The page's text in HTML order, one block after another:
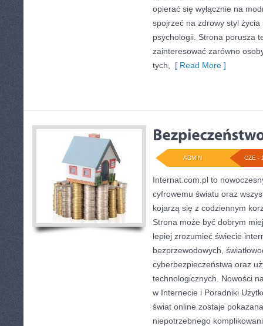
opierać się wyłącznie na
spojrzeć na zdrowy styl
psychologii. Strona porusza
zainteresować zarówno
tych,
[ Read More ]
CZE -
ADMIN
Internat.com.pl to
cyfrowemu światu oraz
kojarzą się z codziennym
Strona może być dobrym
lepiej zrozumieć świecie
bezprzewodowych,
cyberbezpieczeństwa oraz
technologicznych. Nowości
w Internecie i Poradniki
świat online zostaje
niepotrzebnego